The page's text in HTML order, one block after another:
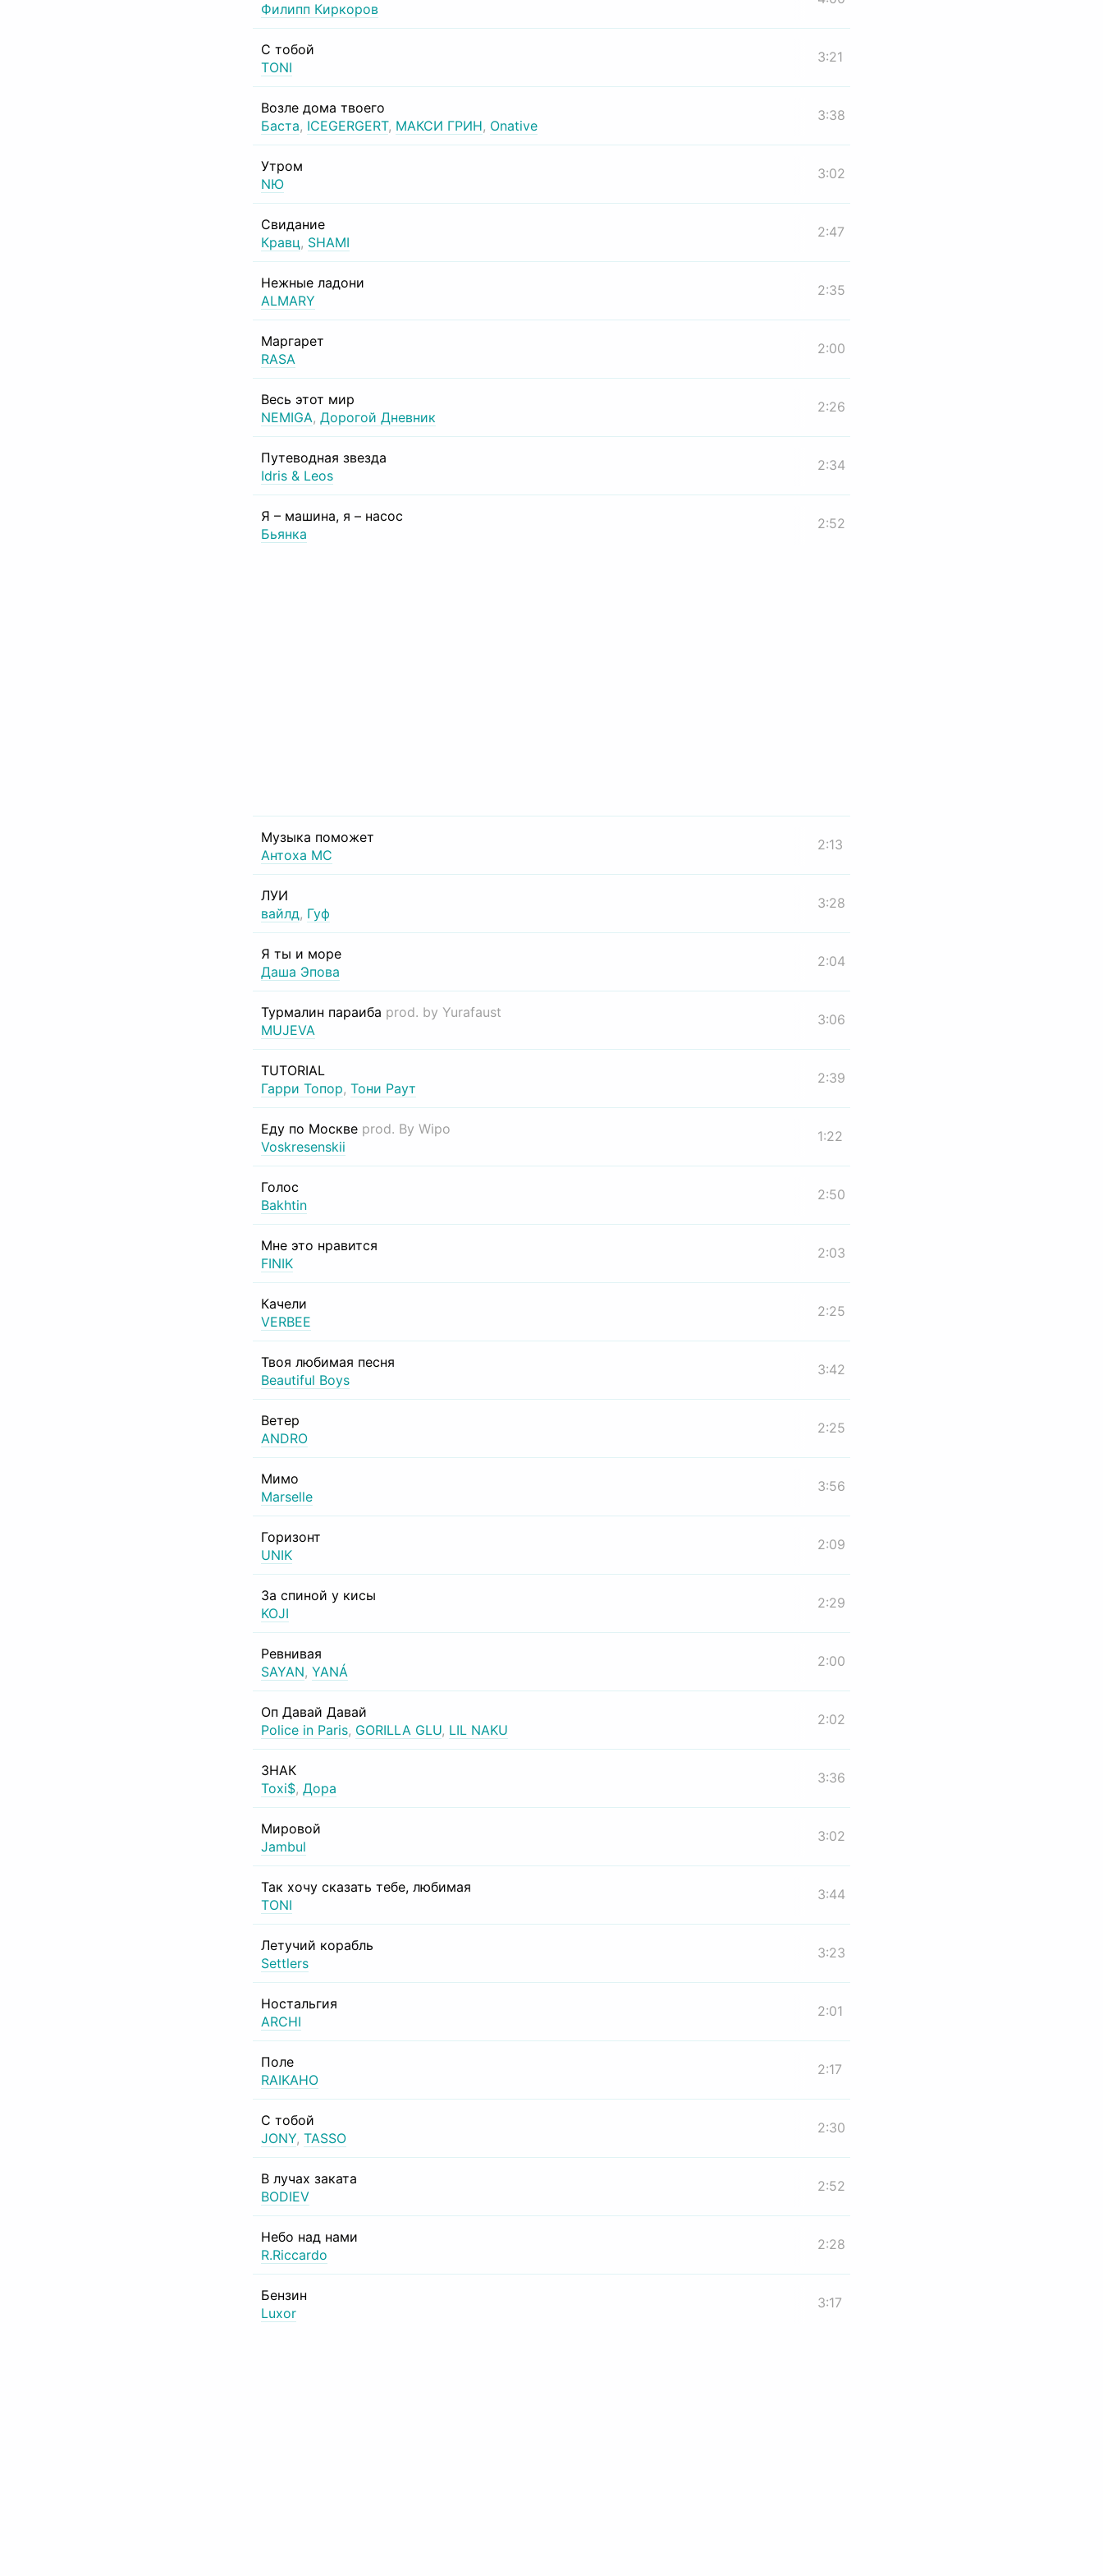
Филипп Киркоров
С тобой
TONI
3:21
Возле дома твоего
Баста, ICEGERGERT, МАКСИ ГРИН, Onative
3:38
Утром
NЮ
3:02
Свидание
Кравц, SHAMI
2:47
Нежные ладони
ALMARY
2:35
Маргарет
RASA
2:00
Весь этот мир
NEMIGA, Дорогой Дневник
2:26
Путеводная звезда
Idris & Leos
2:34
Я – машина, я – насос
Бьянка
2:52
Музыка поможет
Антоха МС
2:13
ЛУИ
вайлд, Гуф
3:28
Я ты и море
Даша Эпова
2:04
Турмалин параиба prod. by Yurafaust
MUJEVA
3:06
TUTORIAL
Гарри Топор, Тони Раут
2:39
Еду по Москве prod. By Wipo
Voskresenskii
1:22
Голос
Bakhtin
2:50
Мне это нравится
FINIK
2:03
Качели
VERBEE
2:25
Твоя любимая песня
Beautiful Boys
3:42
Ветер
ANDRO
2:25
Мимо
Marselle
3:56
Горизонт
UNIK
2:09
За спиной у кисы
KOJI
2:29
Ревнивая
SAYAN, YANÁ
2:00
Оп Давай Давай
Police in Paris, GORILLA GLU, LIL NAKU
2:02
ЗНАК
Toxi$, Дора
3:36
Мировой
Jambul
3:02
Так хочу сказать тебе, любимая
TONI
3:44
Летучий корабль
Settlers
3:23
Ностальгия
ARCHI
2:01
Поле
RAIKAHO
2:17
С тобой
JONY, TASSO
2:30
В лучах заката
BODIEV
2:52
Небо над нами
R.Riccardo
2:28
Бензин
Luxor
3:17